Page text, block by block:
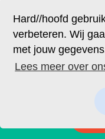
Hard//hoofd
verbeteren. Wij
met jouw
Lees meer over
De geruchten zijn
papier!
Bestel op tijd je eigen
als thema: ‘Ik’. We